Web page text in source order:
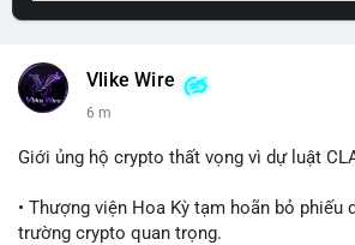
Vlike Wire
6 m
Giới ủng hộ crypto thất vọng vì dự luật
• Thượng viện Hoa Kỳ tạm hoãn bỏ phiếu
trường crypto quan trọng.